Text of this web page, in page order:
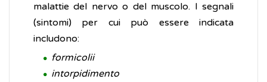
malattie del nervo o del muscolo. I segnali
(sintomi) per cui può essere indicata
includono:
formicolii
intorpidimento